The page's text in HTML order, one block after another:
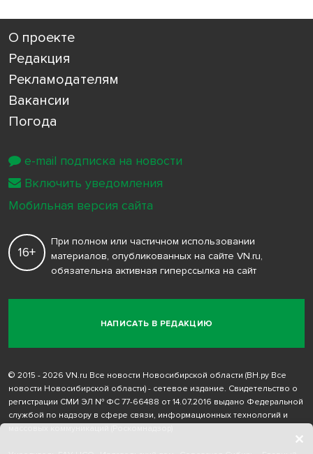
О проекте
Редакция
Рекламодателям
Вакансии
Погода
НАПИСАТЬ В РЕДАКЦИЮ
16+
При полном или частичном использовании
материалов, опубликованных на сайте VN.ru,
обязательна активная гиперссылка на сайт
© 2015 - 2026 VN.ru Все новости Новосибирской области (ВН.ру Все
новости Новосибирской области) - сетевое издание. Свидетельство о
регистрации СМИ ЭЛ № ФС 77-66488 от 14.07.2016 выдано Федеральной
службой по надзору в сфере связи, информационных технологий и
e-mail подписка на новости
Включить уведомления
Мобильная версия сайта